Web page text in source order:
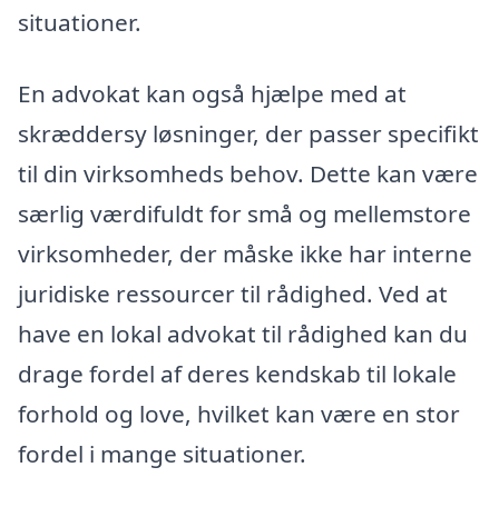
situationer.
En advokat kan også hjælpe med at
skræddersy løsninger, der passer specifikt
til din virksomheds behov. Dette kan være
særlig værdifuldt for små og mellemstore
virksomheder, der måske ikke har interne
juridiske ressourcer til rådighed. Ved at
have en lokal advokat til rådighed kan du
drage fordel af deres kendskab til lokale
forhold og love, hvilket kan være en stor
fordel i mange situationer.